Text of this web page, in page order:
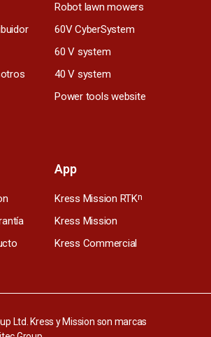
Robot lawn mowers
60V CyberSystem
60 V system
40 V system
Power tools website
App
Kress Mission RTKn
Kress Mission
Kress Commercial
Ltd. Kress y Mission son marcas